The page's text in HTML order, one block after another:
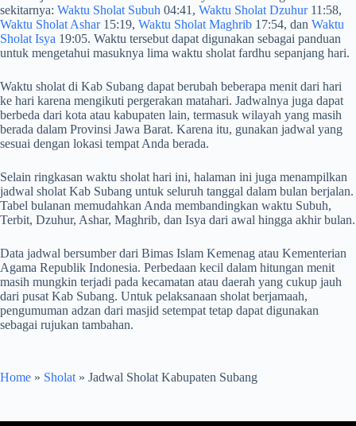
sekitarnya: Waktu Sholat Subuh 04:41, Waktu Sholat Dzuhur11:58,
Waktu Sholat Ashar15:19, Waktu Sholat Maghrib 17:54, dan Waktu
Sholat Isya 19:05. Waktu tersebut dapat digunakan sebagai panduan
untuk mengetahui masuknya lima waktu sholat fardhu sepanjang hari.
Waktu sholat di Kab Subang dapat berubah beberapa menit dari hari
ke hari karena mengikuti pergerakan matahari. Jadwalnya juga dapat
berbeda dari kota atau kabupaten lain, termasuk wilayah yang masih
berada dalam Provinsi Jawa Barat. Karena itu, gunakan jadwal yang
sesuai dengan lokasi tempat Anda berada.
Selain ringkasan waktu sholat hari ini, halaman ini juga menampilkan
jadwal sholat Kab Subang untuk seluruh tanggal dalam bulan berjalan.
Tabel bulanan memudahkan Anda membandingkan waktu Subuh,
Terbit, Dzuhur, Ashar, Maghrib, dan Isya dari awal hingga akhir bulan.
Data jadwal bersumber dari Bimas Islam Kemenag atau Kementerian
Agama Republik Indonesia. Perbedaan kecil dalam hitungan menit
masih mungkin terjadi pada kecamatan atau daerah yang cukup jauh
dari pusat Kab Subang. Untuk pelaksanaan sholat berjamaah,
pengumuman adzan dari masjid setempat tetap dapat digunakan
sebagai rujukan tambahan.
Home » Sholat » Jadwal Sholat Kabupaten Subang